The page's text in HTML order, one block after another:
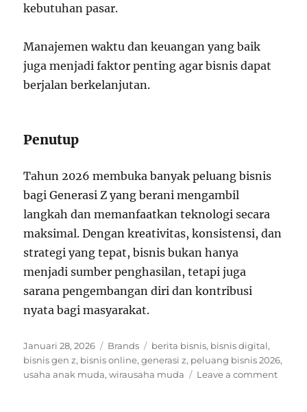
kebutuhan pasar.
Manajemen waktu dan keuangan yang baik
juga menjadi faktor penting agar bisnis dapat
berjalan berkelanjutan.
Penutup
Tahun 2026 membuka banyak peluang bisnis
bagi Generasi Z yang berani mengambil
langkah dan memanfaatkan teknologi secara
maksimal. Dengan kreativitas, konsistensi, dan
strategi yang tepat, bisnis bukan hanya
menjadi sumber penghasilan, tetapi juga
sarana pengembangan diri dan kontribusi
nyata bagi masyarakat.
Posted
on
Januari 28, 2026 Categories
Brands Tags
berita bisnis, bisnis digital,
bisnis gen z, bisnis online,generasi z, peluang bisnis 2026,
usaha anak muda,wirausaha muda Leave a commenton